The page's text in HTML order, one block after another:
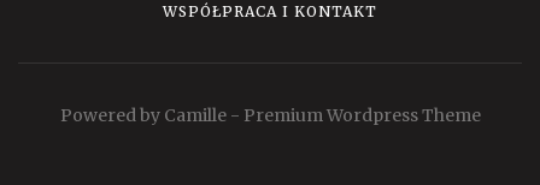
WSPÓŁPRACA I KONTAKT
Powered by Camille - Premium Wordpress Theme